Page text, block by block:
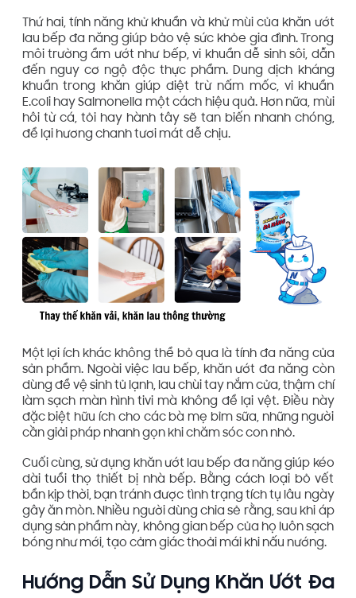
Thứ hai, tính năng khử khuẩn và khử mùi của khăn ướt
lau bếp đa năng giúp bảo vệ sức khỏe gia đình. Trong
môi trường ẩm ướt như bếp, vi khuẩn dễ sinh sôi, dẫn
đến nguy cơ ngộ độc thực phẩm. Dung dịch kháng
khuẩn trong khăn giúp diệt trừ nấm mốc, vi khuẩn
E.coli hay Salmonella một cách hiệu quả. Hơn nữa, mùi
hôi từ cá, tỏi hay hành tây sẽ tan biến nhanh chóng,
để lại hương chanh tươi mát dễ chịu.
Một lợi ích khác không thể bỏ qua là tính đa năng của
sản phẩm. Ngoài việc lau bếp, khăn ướt đa năng còn
dùng để vệ sinh tủ lạnh, lau chùi tay nắm cửa, thậm chí
làm sạch màn hình tivi mà không để lại vệt. Điều này
đặc biệt hữu ích cho các bà mẹ bỉm sữa, những người
cần giải pháp nhanh gọn khi chăm sóc con nhỏ.
Cuối cùng, sử dụng khăn ướt lau bếp đa năng giúp kéo
dài tuổi thọ thiết bị nhà bếp. Bằng cách loại bỏ vết
bẩn kịp thời, bạn tránh được tình trạng tích tụ lâu ngày
gây ăn mòn. Nhiều người dùng chia sẻ rằng, sau khi áp
dụng sản phẩm này, không gian bếp của họ luôn sạch
bóng như mới, tạo cảm giác thoải mái khi nấu nướng.
Hướng Dẫn Sử Dụng Khăn Ướt Đa